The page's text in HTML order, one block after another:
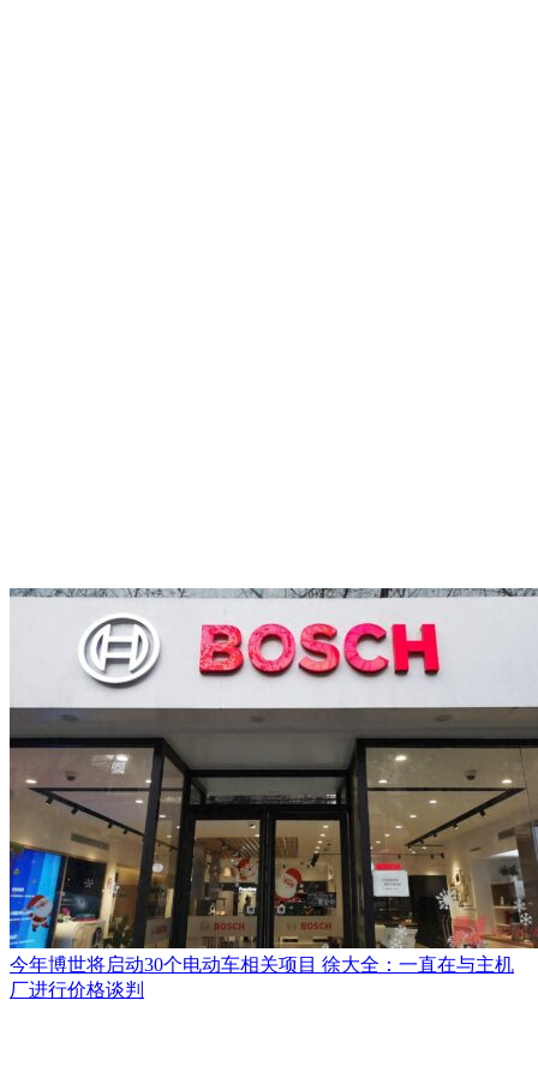
今年博世将启动30个电动车相关项目 徐大全：一直在与主机
厂进行价格谈判